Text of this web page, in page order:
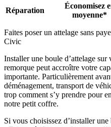
Réparation
Économisez
moyenne*
Faites poser un attelage sans
Civic
Installer une boule d’attelage
remorque peut accroître votre
importante. Particulièrement
déménagement, transport de
trop comment s’y prendre pour
notre petit coffre.
Si vous choisissez d’installer une